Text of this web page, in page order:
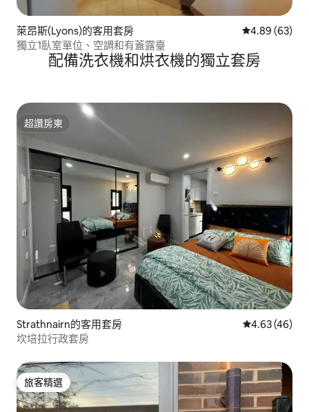
萊昂斯(Lyons)的客用套房 從 63 則評價
4.89 (63)
獨立1臥室單位、空調和有蓋露臺
配備洗衣機和烘衣機的獨立套房
超讚房東
超讚房東
Strathnairn的客用套房 從 46 則評價
4.63 (46)
坎培拉行政套房
旅客精選
旅客精選